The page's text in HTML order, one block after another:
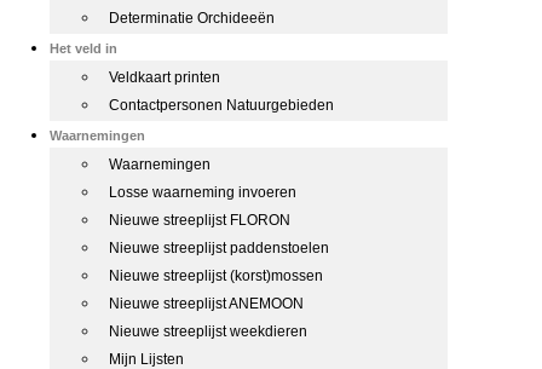
Determinatie Orchideeën
Het veld in
Veldkaart printen
Contactpersonen Natuurgebieden
Waarnemingen
Waarnemingen
Losse waarneming invoeren
Nieuwe streeplijst FLORON
Nieuwe streeplijst paddenstoelen
Nieuwe streeplijst (korst)mossen
Nieuwe streeplijst ANEMOON
Nieuwe streeplijst weekdieren
Mijn Lijsten